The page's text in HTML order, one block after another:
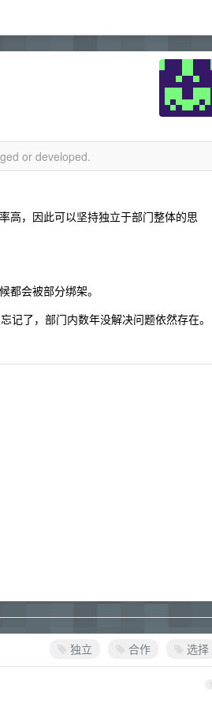
or developed.
高，因此可以坚持独立于部门整体的思
会被部分绑架。
了，部门内数年没解决问题依然存在。
独立 合作 选择
1